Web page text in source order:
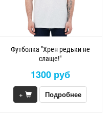
Футболка "Хрен редьки не
слаще!"
1300 руб
+ Подробнее